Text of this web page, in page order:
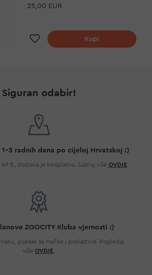
25,00 EUR
Dodaj na listu želja
Kupi
Siguran odabir!
1-3 radnih dana po cijeloj Hrvatskoj :)
€, dostava je besplatna. Saznaj više OVDJE
ZOOCITY Kluba vjernosti :)
pijesak za mačke i poslastice. Pogledaj
više OVDJE